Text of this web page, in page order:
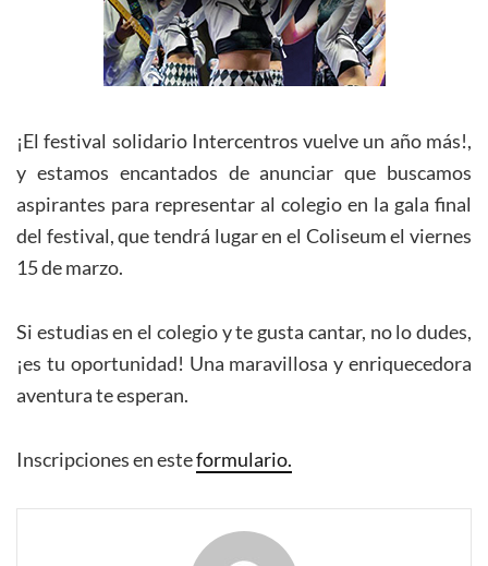
¡El festival solidario Intercentros vuelve un año más!,
y estamos encantados de anunciar que buscamos
aspirantes para representar al colegio en la gala final
del festival, que tendrá lugar en el Coliseum el viernes
15 de marzo.
Si estudias en el colegio y te gusta cantar, no lo dudes,
¡es tu oportunidad! Una maravillosa y enriquecedora
aventura te esperan.
Inscripciones en esteformulario.